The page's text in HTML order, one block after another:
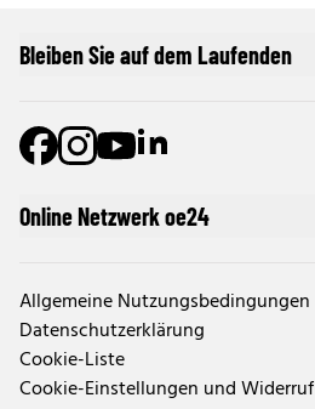
Online Netzwerk oe24
Allgemeine Nutzungsbedingungen
Datenschutzerklärung
Cookie-Liste
Cookie-Einstellungen und Widerruf
Bleiben Sie auf dem Laufenden